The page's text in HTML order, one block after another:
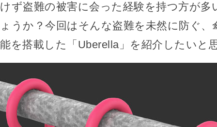
けず盗難の被害に会った経験を持つ方が
ょうか？今回はそんな盗難を未然に防ぐ
能を搭載した「Uberella」を紹介したいと